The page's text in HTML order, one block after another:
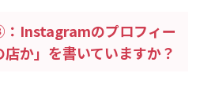
Instagramのプロフィー
か」を書いていますか？